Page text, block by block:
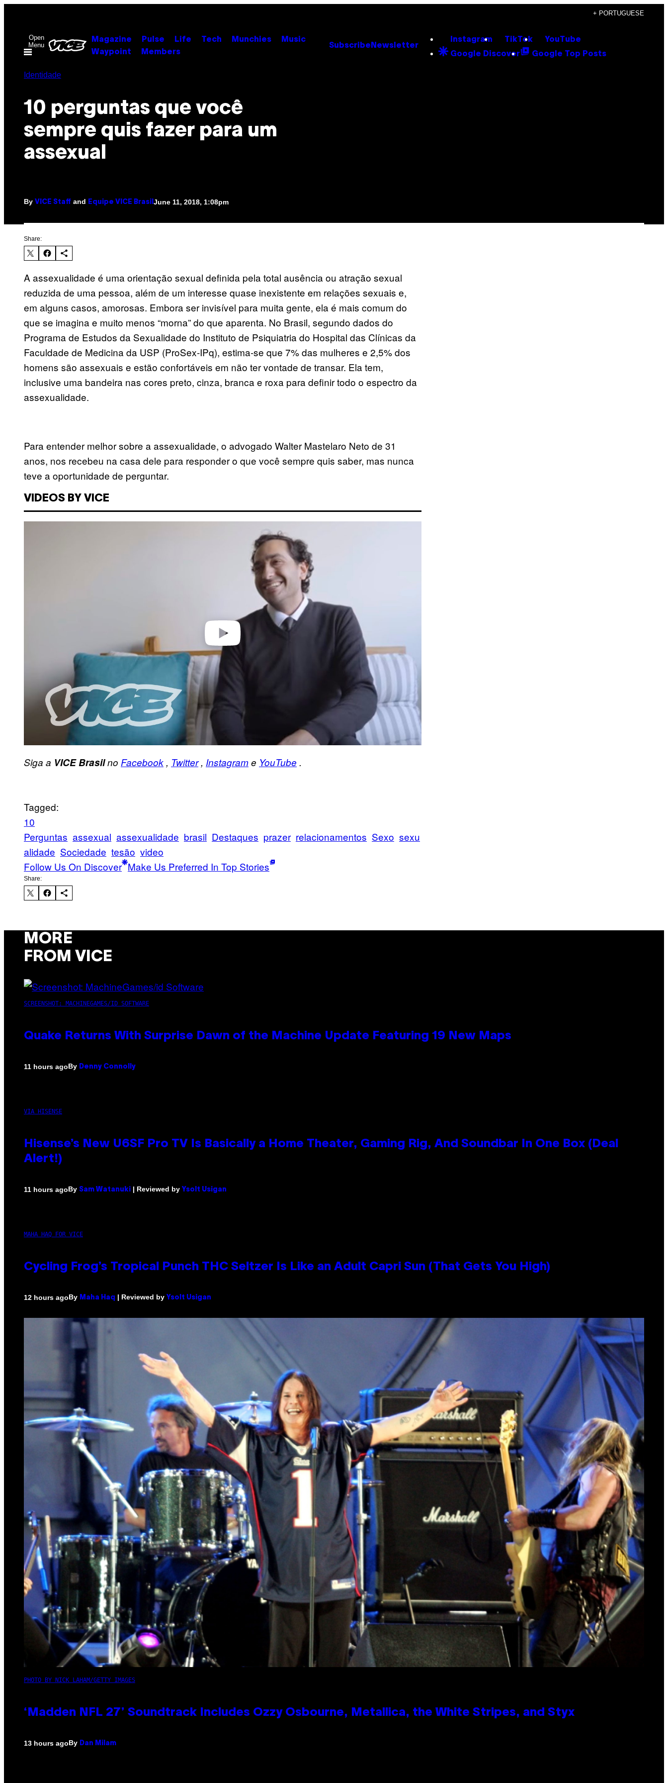
content
+ PORTUGUESE
Open
Menu
Magazine Pulse Life Tech Munchies
Music
Waypoint
Members
Subscribe Newsletter
Instagram TikTok YouTube
Google Discover Google Top Posts
Identidade
10 perguntas que você
sempre quis fazer para um
assexual
By VICE Staff and Equipe VICE Brasil June 11, 2018, 1:08pm
Share:
A assexualidade é uma orientação sexual definida pela total ausência ou atração sexual
reduzida de uma pessoa, além de um interesse quase inexistente em relações sexuais e,
em alguns casos, amorosas. Embora ser invisível para muita gente, ela é mais comum do
que se imagina e muito menos “morna” do que aparenta. No Brasil, segundo dados do
Programa de Estudos da Sexualidade do Instituto de Psiquiatria do Hospital das Clínicas da
Faculdade de Medicina da USP (ProSex-IPq), estima-se que 7% das mulheres e 2,5% dos
homens são assexuais e estão confortáveis em não ter vontade de transar. Ela tem,
inclusive uma bandeira nas cores preto, cinza, branca e roxa para definir todo o espectro da
assexualidade.
Para entender melhor sobre a assexualidade, o advogado Walter Mastelaro Neto de 31
anos, nos recebeu na casa dele para responder o que você sempre quis saber, mas nunca
teve a oportunidade de perguntar.
VIDEOS BY VICE
Play video
Siga a VICE Brasilno Facebook , Twitter, Instagrame YouTube .
Tagged:
10
Perguntas assexual assexualidade brasil Destaques prazer relacionamentos Sexo sexu
alidade Sociedade tesão video
Follow Us On Discover Make Us Preferred In Top Stories
Share:
MORE
FROM VICE
SCREENSHOT: MACHINEGAMES/ID SOFTWARE
Quake Returns With Surprise Dawn of the Machine Update Featuring 19 New Maps
11 hours agoBy Denny Connolly
VIA HISENSE
Hisense’s New U6SF Pro TV Is Basically a Home Theater, Gaming Rig, And Soundbar In One Box (Deal
Alert!)
11 hours agoBy Sam Watanuki | Reviewed by Ysolt Usigan
MAHA HAQ FOR VICE
Cycling Frog’s Tropical Punch THC Seltzer Is Like an Adult Capri Sun (That Gets You High)
12 hours agoBy Maha Haq | Reviewed by Ysolt Usigan
PHOTO BY NICK LAHAM/GETTY IMAGES
‘Madden NFL 27’ Soundtrack Includes Ozzy Osbourne, Metallica, the White Stripes, and Styx
13 hours agoBy Dan Milam